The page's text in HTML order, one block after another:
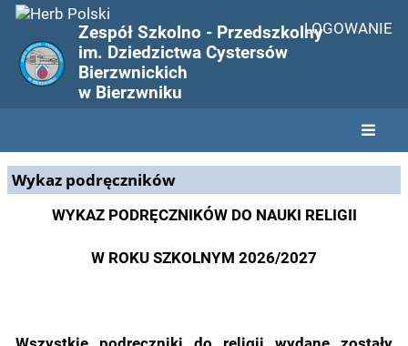
Zespół Szkolno - Przedszkolny
im. Dziedzictwa Cystersów
Bierzwnickich
w Bierzwniku
LOGOWANIE
Wykaz
podręczników
Wykaz podręczników
WYKAZ PODRĘCZNIKÓW DO NAUKI RELIGII
W ROKU SZKOLNYM 2026/2027